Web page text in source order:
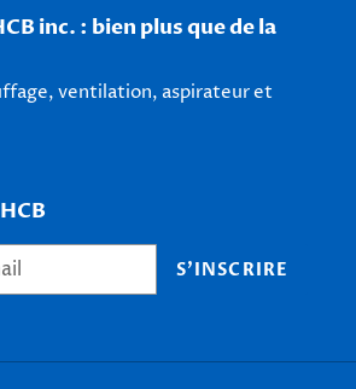
inc. : bien plus que de la
ventilation, aspirateur et
S'INSCRIRE